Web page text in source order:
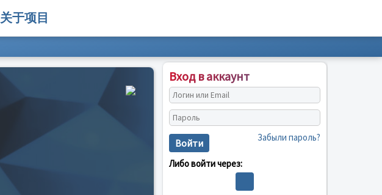
关于项目
Вход в аккаунт
Войти Забыли пароль?
Либо войти через: